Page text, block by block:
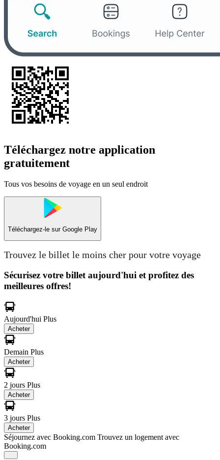
Téléchargez notre application
gratuitement
Tous vos besoins de voyage en un seul endroit
Téléchargez-le sur Google Play
Trouvez le billet le moins cher pour votre voyage
Sécurisez votre billet aujourd'hui et profitez des
meilleures offres!
Aujourd'hui Plus
Acheter
Demain Plus
Acheter
2 jours Plus
Acheter
3 jours Plus
Acheter
Séjournez avec Booking.com Trouvez un logement avec
Booking.com